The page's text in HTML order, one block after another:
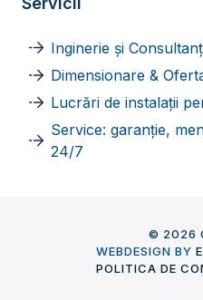
Inginerie și
Dimensionare &
Lucrări de instalații
Service: garanție,
24/7
© 2026
WEBDESIGN BY
POLITICA DE